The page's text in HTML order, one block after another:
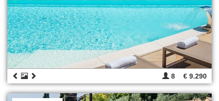
8 € 9.290